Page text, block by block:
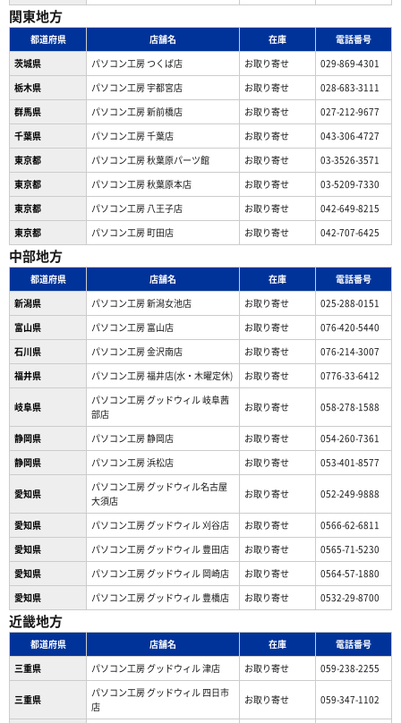
関東地方
都道府県 店舗名 在庫
電話番号
茨城県
パソコン工房 つくば店 お取り寄せ
029-869-4301
栃木県
パソコン工房 宇都宮店 お取り寄せ
028-683-3111
群馬県
パソコン工房 新前橋店 お取り寄せ
027-212-9677
千葉県
パソコン工房 千葉店 お取り寄せ
043-306-4727
東京都
パソコン工房 秋葉原パーツ館 お取り寄せ
03-3526-3571
東京都
パソコン工房 秋葉原本店 お取り寄せ
03-5209-7330
東京都
パソコン工房 八王子店 お取り寄せ
042-649-8215
東京都
パソコン工房 町田店 お取り寄せ 042-707-6425
中部地方
都道府県 店舗名 在庫
電話番号
新潟県
パソコン工房 新潟女池店 お取り寄せ
025-288-0151
富山県
パソコン工房 富山店 お取り寄せ
076-420-5440
石川県
パソコン工房 金沢南店 お取り寄せ
076-214-3007
福井県
パソコン工房 福井店(水・木曜定休) お取り寄せ 0776-33-6412
岐阜県
パソコン工房 グッドウィル 岐阜茜
部店
お取り寄せ 058-278-1588
静岡県 パソコン工房 静岡店 お取り寄せ
054-260-7361
静岡県
パソコン工房 浜松店 お取り寄せ 053-401-8577
愛知県
パソコン工房 グッドウィル名古屋
大須店
お取り寄せ 052-249-9888
愛知県 パソコン工房 グッドウィル 刈谷店 お取り寄せ
0566-62-6811
愛知県
パソコン工房 グッドウィル 豊田店 お取り寄せ
0565-71-5230
愛知県
パソコン工房 グッドウィル 岡崎店 お取り寄せ
0564-57-1880
愛知県
パソコン工房 グッドウィル 豊橋店 お取り寄せ 0532-29-8700
近畿地方
都道府県 店舗名 在庫
電話番号
三重県
パソコン工房 グッドウィル 津店 お取り寄せ 059-238-2255
三重県
パソコン工房 グッドウィル 四日市
店
お取り寄せ 059-347-1102